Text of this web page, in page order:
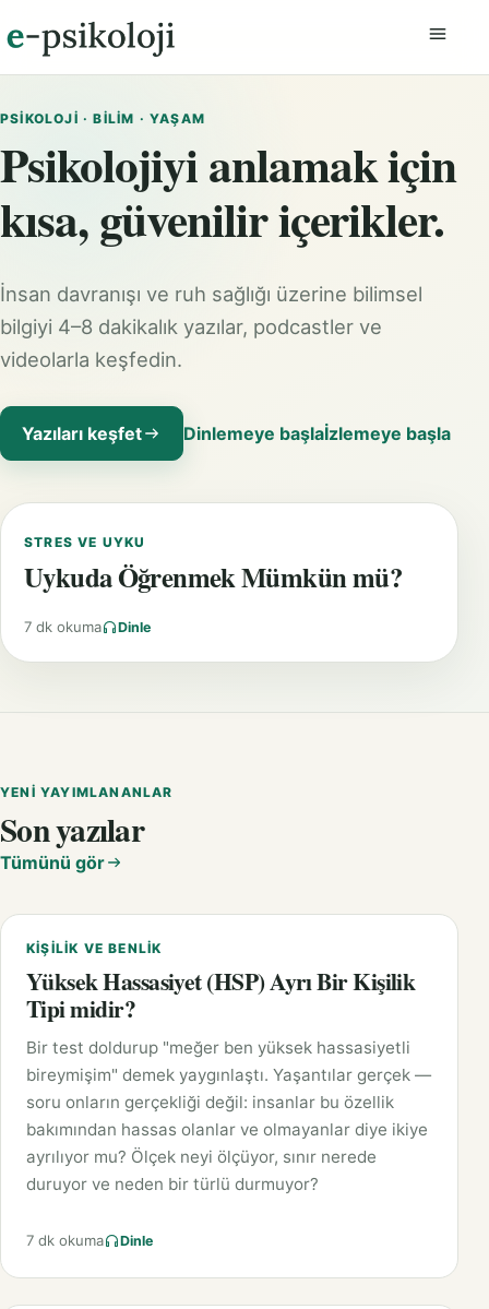
PSIKOLOJI · BILIM · YAŞAM
Psikolojiyi anlamak için
kısa, güvenilir içerikler.
İnsan davranışı ve ruh sağlığı üzerine bilimsel
bilgiyi 4–8 dakikalık yazılar, podcastler ve
videolarla keşfedin.
Yazıları keşfet Dinlemeye başlaİzlemeye başla
STRES VE UYKU
Uykuda Öğrenmek Mümkün mü?
7 dk okuma Dinle
YENI YAYIMLANANLAR
Son yazılar
Tümünü gör
KIŞILIK VE BENLIK
Yüksek Hassasiyet (HSP) Ayrı Bir Kişilik
Tipi midir?
Bir test doldurup "meğer ben yüksek hassasiyetli
bireymişim" demek yaygınlaştı. Yaşantılar gerçek —
soru onların gerçekliği değil: insanlar bu özellik
bakımından hassas olanlar ve olmayanlar diye ikiye
ayrılıyor mu? Ölçek neyi ölçüyor, sınır nerede
duruyor ve neden bir türlü durmuyor?
7 dk okuma Dinle